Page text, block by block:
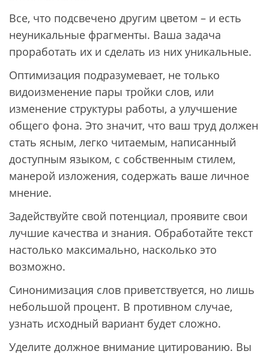
Все, что подсвечено другим цветом – и есть
неуникальные фрагменты. Ваша задача
проработать их и сделать из них уникальные.
Оптимизация подразумевает, не только
видоизменение пары тройки слов, или
изменение структуры работы, а улучшение
общего фона. Это значит, что ваш труд должен
стать ясным, легко читаемым, написанный
доступным языком, с собственным стилем,
манерой изложения, содержать ваше личное
мнение.
Задействуйте свой потенциал, проявите свои
лучшие качества и знания. Обработайте текст
настолько максимально, насколько это
возможно.
Синонимизация слов приветствуется, но лишь
небольшой процент. В противном случае,
узнать исходный вариант будет сложно.
Уделите должное внимание цитированию. Вы